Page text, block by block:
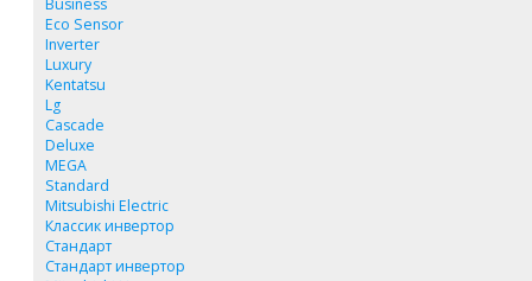
Business
Eco Sensor
Inverter
Luxury
Kentatsu
Lg
Cascade
Deluxe
MEGA
Standard
Mitsubishi Electric
Классик инвертор
Стандарт
Стандарт инвертор